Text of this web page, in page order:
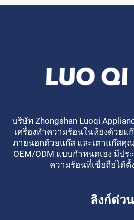
บริษัท Zhongshan Luoqi
เครื่องทำความร้อนในห้องด้วยแ
ภายนอกด้วยแก๊ส และเตาแก๊สคุ
OEM/ODM แบบกำหนดเอง มีป
ความร้อนที่เชื่อถือได้ตั้
ลิงก์ด่วน